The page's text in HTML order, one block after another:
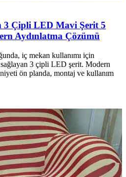
3 Çipli LED Mavi Şerit 5
Aydınlatma Çözümü
iç mekan kullanımı için
sağlayan 3 çipli LED şerit. Modern
ön planda, montaj ve kullanım